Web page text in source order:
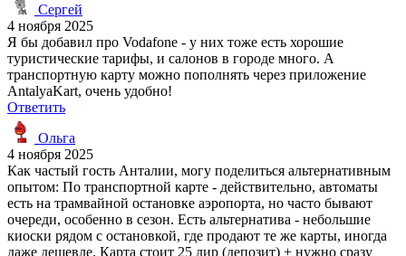
Сергей
4 ноября 2025
Я бы добавил про Vodafone - у них тоже есть хорошие
туристические тарифы, и салонов в городе много. А
транспортную карту можно пополнять через приложение
AntalyaKart, очень удобно!
Ответить
Ольга
4 ноября 2025
Как частый гость Анталии, могу поделиться альтернативным
опытом: По транспортной карте - действительно, автоматы
есть на трамвайной остановке аэропорта, но часто бывают
очереди, особенно в сезон. Есть альтернатива - небольшие
киоски рядом с остановкой, где продают те же карты, иногда
даже дешевле. Карта стоит 25 лир (депозит) + нужно сразу